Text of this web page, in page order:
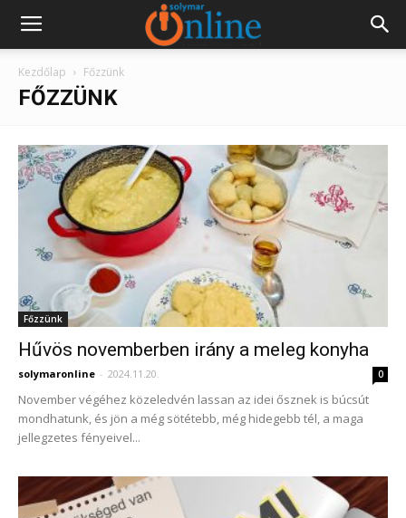
Kezdőlap Főzzünk
FŐZZÜNK
Főzzünk
Hűvös novemberben irány a meleg konyha
solymaronline - 2024.11.20. 0
November végéhez közeledvén lassan az idei ősznek is búcsút
mondhatunk, és jön a még sötétebb, még hidegebb tél, a maga
jellegzetes fényeivel...